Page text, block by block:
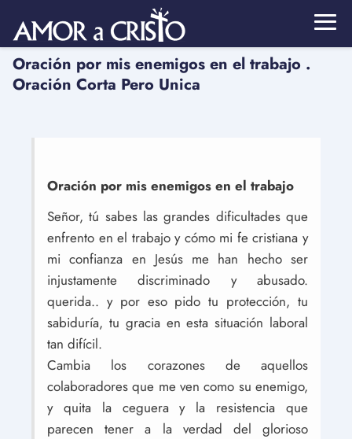
Oración por mis enemigos en el trabajo .
Oración Corta Pero Unica
Oración por mis enemigos en el trabajo
Señor, tú sabes las grandes dificultades que
enfrento en el trabajo y cómo mi fe cristiana y
mi confianza en Jesús me han hecho ser
injustamente discriminado y abusado.
querida.. y por eso pido tu protección, tu
sabiduría, tu gracia en esta situación laboral
tan difícil.
Cambia los corazones de aquellos
colaboradores que me ven como su enemigo,
y quita la ceguera y la resistencia que
parecen tener a la verdad del glorioso